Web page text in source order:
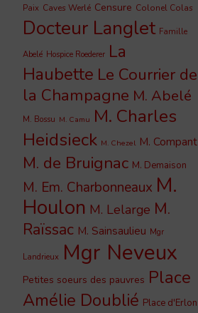
Paix Caves Werlé Censure Colonel Colas
Docteur Langlet Famille
Abelé Hospice Roederer La
Haubette Le Courrier de
la Champagne M. Abelé
M. Bossu M. Camu M. Charles
Heidsieck M. Chezel M. Compant
M. de Bruignac M. Demaison
M. Em. Charbonneaux M.
Houlon M. Lelarge M.
Raïssac M. Sainsaulieu Mgr
Landrieux Mgr Neveux
Petites soeurs des pauvres Place
Amélie Doublié Place d'Erlon